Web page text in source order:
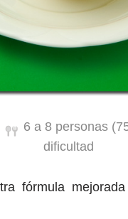
6 a 8 personas
dificultad
fórmula